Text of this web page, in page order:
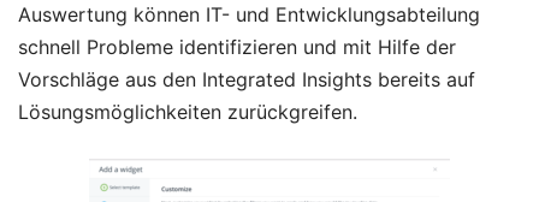
Auswertung können IT- und Entwicklungsabteilung
schnell Probleme identifizieren und mit Hilfe der
Vorschläge aus den Integrated Insights bereits auf
Lösungsmöglichkeiten zurückgreifen.